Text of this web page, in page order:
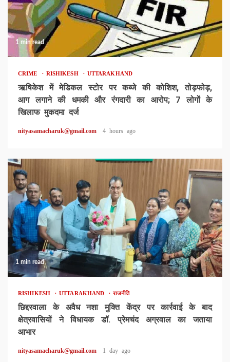
1 min read
CRIME RISHIKESH UTTARAKHAND
ऋषिकेश में मेडिकल स्टोर पर कब्जे की कोशिश, तोड़फोड़,
आग लगाने की धमकी और रंगदारी का आरोप; 7 लोगों के
खिलाफ मुकदमा दर्ज
nityasamacharuk@gmail.com 4 hours ago
1 min read
RISHIKESH UTTARAKHAND राजनीति
छिद्दरवाला के अवैध नशा मुक्ति केंद्र पर कार्रवाई के बाद
क्षेत्रवासियों ने विधायक डॉ. प्रेमचंद अग्रवाल का जताया
आभार
nityasamacharuk@gmail.com 1 day ago